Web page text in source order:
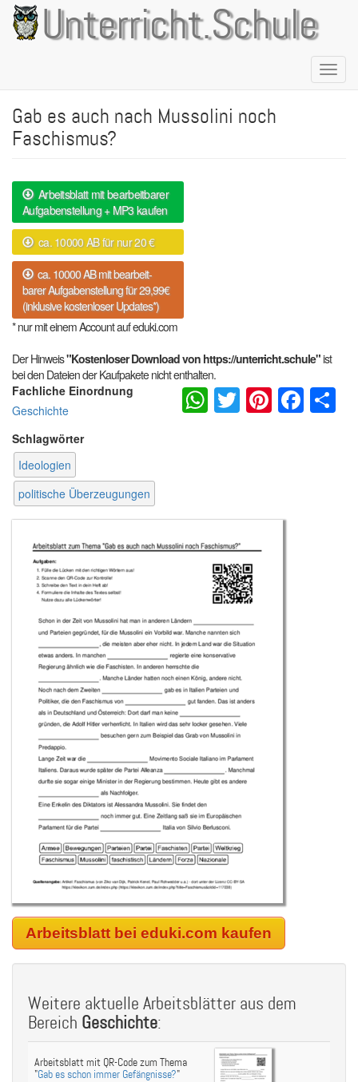
Direkt
zum
Inhalt
Unterricht.Schule
Gab es auch nach Mussolini noch
Faschismus?
Arbeitsblatt mit bearbeitbarer
Aufgabenstellung + MP3 kaufen
ca. 10000 AB für nur 20 €
ca. 10000 AB mit bearbeit-
barer Aufgabenstellung für 29,99€
(inklusive kostenloser Updates*)
* nur mit einem Account auf eduki.com
Der Hinweis"Kostenloser Download von https://unterricht.schule"ist
bei den Dateien der Kaufpakete nicht enthalten.
Fachliche Einordnung
Geschichte
Schlagwörter
Ideologien
politische Überzeugungen
WhatsApp
Twitter
Arbeitsblatt bei eduki.com kaufen
Weitere aktuelle Arbeitsblätter aus dem
Bereich Geschichte:
Arbeitsblatt mit QR-Code zum Thema
"Gab es schon immer Gefängnisse?"